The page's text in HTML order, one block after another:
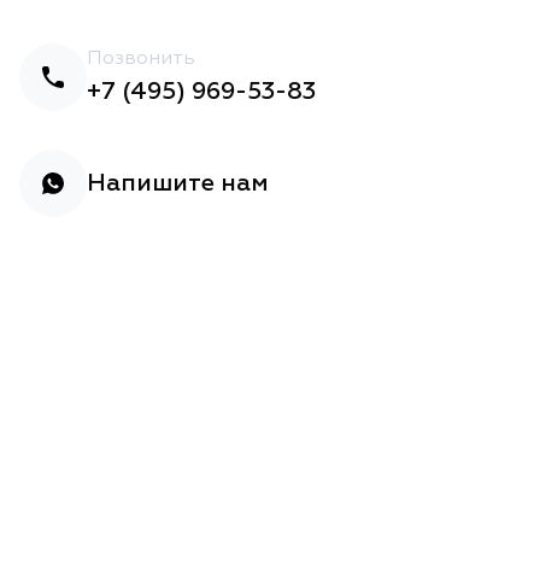
Позвонить
+7 (495) 969-53-83
Напишите нам